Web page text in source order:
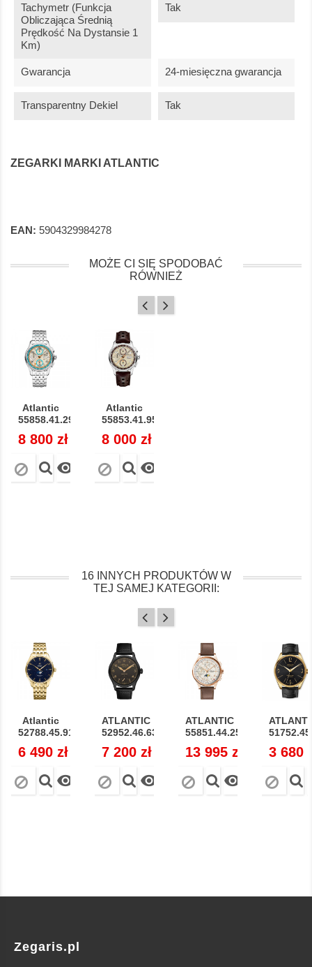
Tachymetr (funkcja
Obliczająca Średnią
Prędkość Na Dystansie 1
Km)
Tak
Gwarancja 24-miesięczna gwarancja
Transparentny Dekiel Tak
ZEGARKI MARKI ATLANTIC
EAN: 5904329984278
MOŻE CI SIĘ SPODOBAĆ
RÓWNIEŻ
Atlantic
55858.41.29LE...
Cena
8 800 zł

Atlantic
55853.41.95...
Cena
8 000 zł

16 INNYCH PRODUKTÓW W
TEJ SAMEJ KATEGORII:
Atlantic
52788.45.91...
Cena
6 490 zł

ATLANTIC
52952.46.63R...
Cena
7 200 zł

ATLANTIC
55851.44.25...
Cena
13 995 zł

Cena
3 680
Zegaris.pl